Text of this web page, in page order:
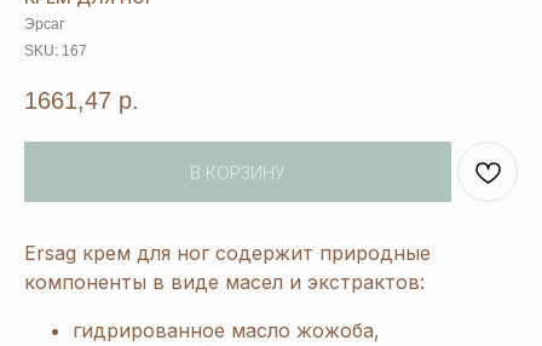
Эрсаг
SKU: 167
1661,47 р.
В КОРЗИНУ
Ersag крем для ног содержит природные
компоненты в виде масел и экстрактов:
гидрированное масло жожоба,